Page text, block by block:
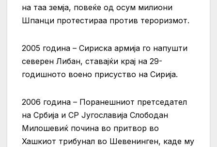
на таа земја, повеќе од осум милиони
Шпанци протестираа против тероризмот.
2005 година – Сириска армија го напушти
северен Либан, ставајќи крај на 29-
годишното воено присуство на Сирија.
2006 година – Поранешниот претседател
на Србија и СР Југославија Слободан
Милошевиќ почина во притвор во
Хашкиот трибунал во Шевенинген, каде му